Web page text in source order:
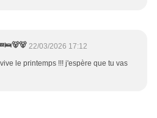
22/03/2026 17:12
le printemps !!! j'espère que tu vas